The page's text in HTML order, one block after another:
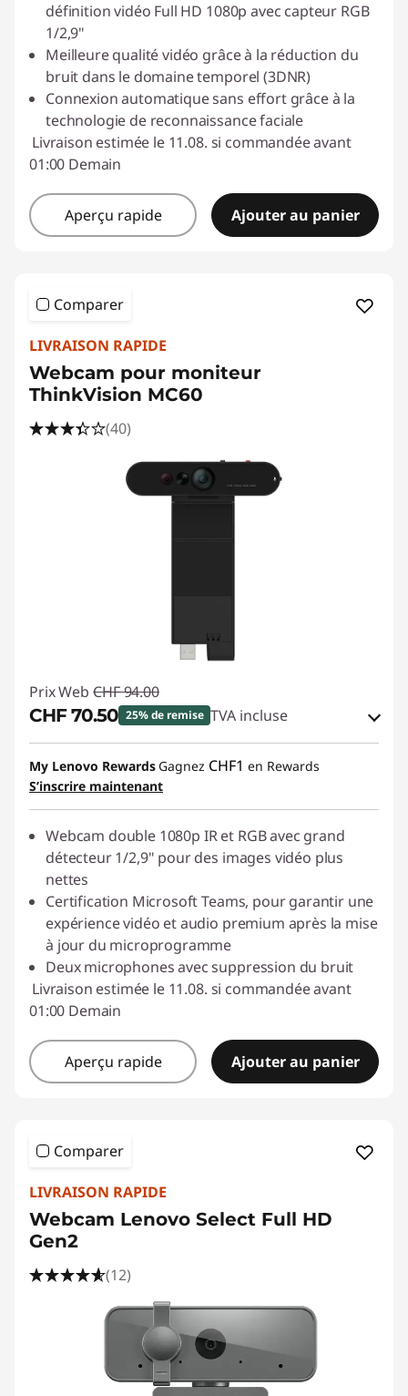
définition vidéo Full HD 1080p avec capteur RGB
1/2,9"
Meilleure qualité vidéo grâce à la réduction du
bruit dans le domaine temporel (3DNR)
Connexion automatique sans effort grâce à la
technologie de reconnaissance faciale
Livraison estimée le 11.08. si commandée avant
01:00 Demain
Aperçu rapide Ajouter au panier
Comparer
LIVRAISON RAPIDE
Webcam pour moniteur
ThinkVision MC60
(40)
Prix Web CHF 94.00
CHF 70.50 25% de remise TVA incluse
Bons de réduction en ligne :-CHF 23.50
Code de réduction :
My Lenovo Rewards Gagnez CHF1 en Rewards
S’inscrire maintenant
Webcam double 1080p IR et RGB avec grand
détecteur 1/2,9" pour des images vidéo plus
nettes
Certification Microsoft Teams, pour garantir une
expérience vidéo et audio premium après la mise
à jour du microprogramme
Deux microphones avec suppression du bruit
Livraison estimée le 11.08. si commandée avant
01:00 Demain
Aperçu rapide Ajouter au panier
Comparer
LIVRAISON RAPIDE
Webcam Lenovo Select Full HD
Gen2
(12)